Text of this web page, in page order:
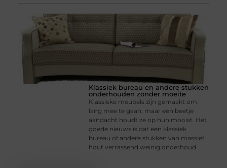
Klassiek bureau en andere stukken
onderhouden zonder moeite
Klassieke meubels zijn gemaakt om
lang mee te gaan, maar een beetje
aandacht houdt ze op hun mooist. Het
goede nieuws is dat een klassiek
bureau of andere stukken van massief
hout verrassend weinig onderhoud